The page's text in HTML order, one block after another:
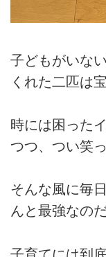
子どもがいな
くれた二匹は
時には困った
つつ、つい笑
そんな風に毎
んと最強なのだ